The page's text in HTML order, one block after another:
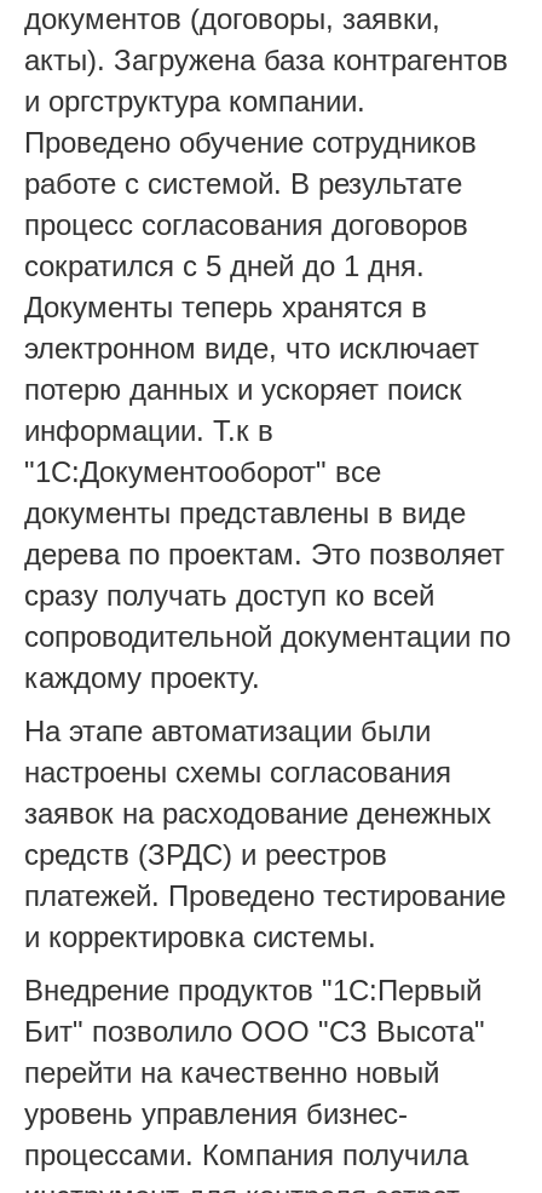
документов (договоры, заявки,
акты). Загружена база контрагентов
и оргструктура компании.
Проведено обучение сотрудников
работе с системой. В результате
процесс согласования договоров
сократился с 5 дней до 1 дня.
Документы теперь хранятся в
электронном виде, что исключает
потерю данных и ускоряет поиск
информации. Т.к в
"1С:Документооборот" все
документы представлены в виде
дерева по проектам. Это позволяет
сразу получать доступ ко всей
сопроводительной документации по
каждому проекту.
На этапе автоматизации были
настроены схемы согласования
заявок на расходование денежных
средств (ЗРДС) и реестров
платежей. Проведено тестирование
и корректировка системы.
Внедрение продуктов "1С:Первый
Бит" позволило ООО "СЗ Высота"
перейти на качественно новый
уровень управления бизнес-
процессами. Компания получила